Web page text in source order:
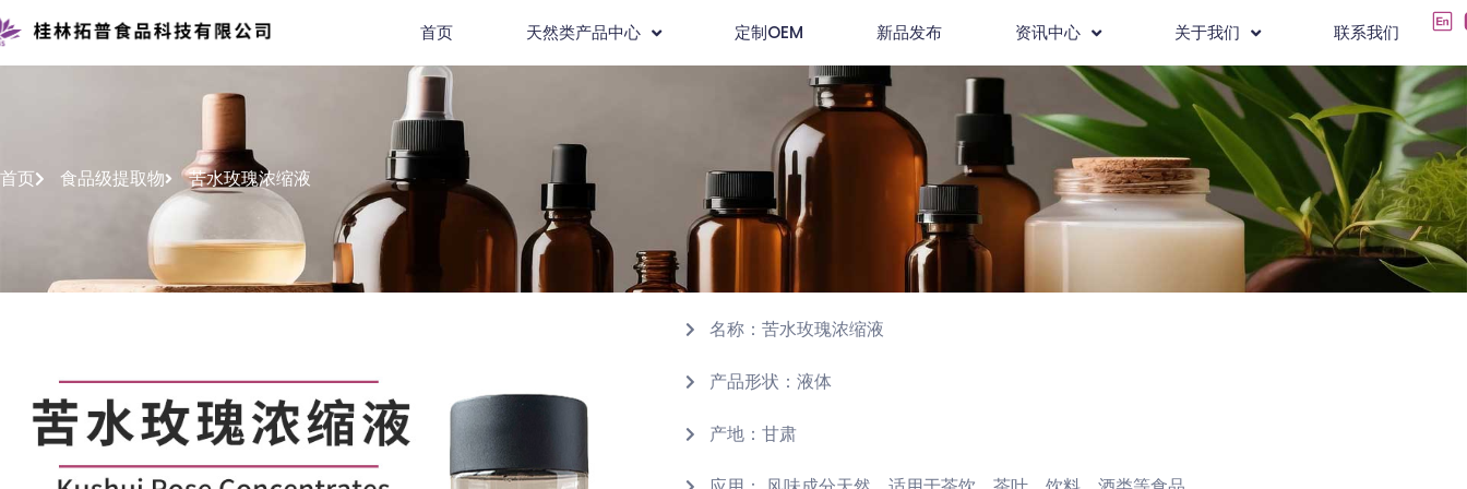
首页 天然类产品中心 定制OEM 新品发布 资讯中心 关于我们 联系我们
首页 食品级提取物 苦水玫瑰浓缩液
名称：苦水玫瑰浓缩液
产品形状：液体
产地：甘肃